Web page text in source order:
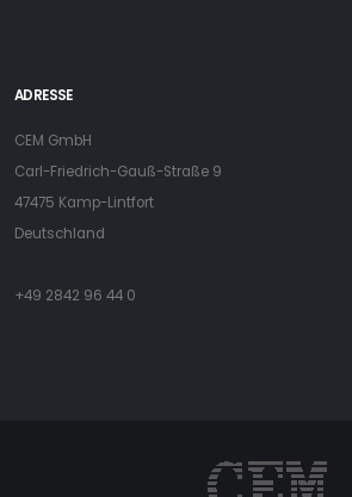
ADRESSE
CEM GmbH
Carl-Friedrich-Gauß-Straße 9
47475 Kamp-Lintfort
Deutschland
+49 2842 96 44 0